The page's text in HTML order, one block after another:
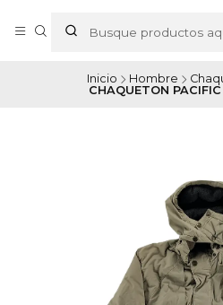
Inicio Hombre
CHAQUETON